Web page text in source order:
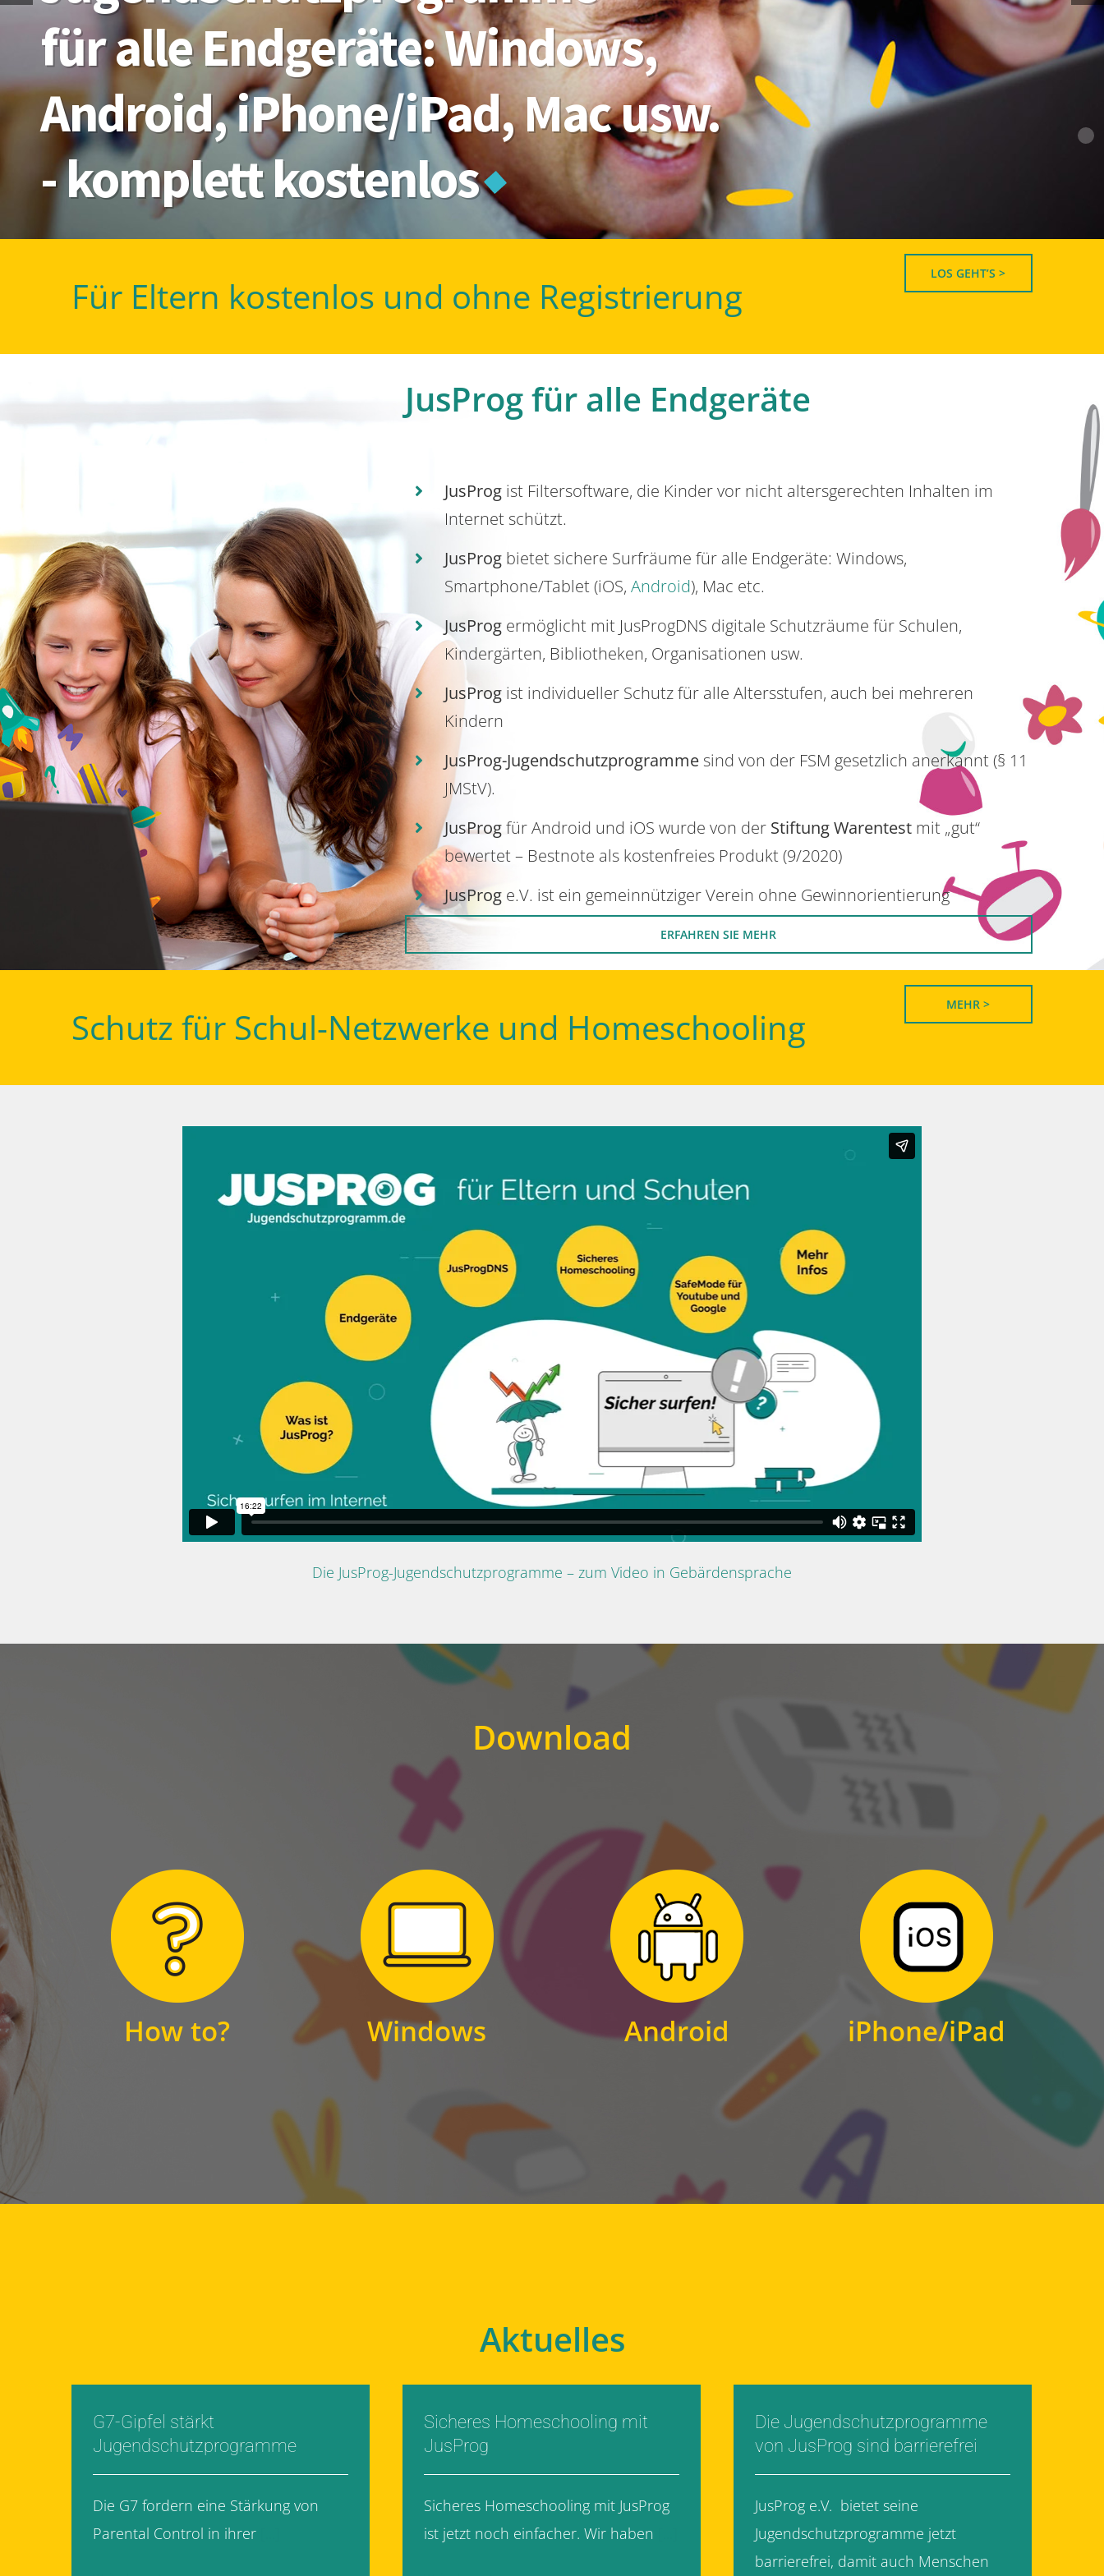
- komplett kostenlos
Android, iPhone/iPad, Mac usw.
für alle Endgeräte: Windows,
Für Eltern kostenlos und ohne Registrierung
LOS GEHT’S >
JusProg für alle Endgeräte
JusProgist Filtersoftware, die Kinder vor nicht altersgerechten Inhalten im
Internet schützt.
JusProgbietet sichere Surfräume für alle Endgeräte: Windows,
Smartphone/Tablet (iOS, Android), Mac etc.
JusProg ermöglicht mit JusProgDNS digitale Schutzräume für Schulen,
Kindergärten, Bibliotheken, Organisationen usw.
JusProgist individueller Schutz für alle Altersstufen, auch bei mehreren
Kindern
JusProg-Jugendschutzprogrammesind von der FSM gesetzlich anerkannt (§ 11
JMStV).
JusProgfür Android und iOS wurde von der Stiftung Warentestmit „gut“
bewertet – Bestnote als kostenfreies Produkt (9/2020)
JusProge.V. ist ein gemeinnütziger Verein ohne Gewinnorientierung
ERFAHREN SIE MEHR
Schutz für Schul-Netzwerke und Homeschooling
MEHR >
Die JusProg-Jugendschutzprogramme – zum Video in Gebärdensprache
Download
How to?
Hier finden Sie
Windows
Zum Download
für Windows
Android
Zum Download
für Android
iPhone/iPad
Zum Download
für iPhone und iPad
Aktuelles
G7-Gipfel stärkt
Jugendschutzprogramme
Die G7 fordern eine Stärkung von
Parental Control in ihrer
Sicheres Homeschooling mit
JusProg
Sicheres Homeschooling mit JusProg
ist jetzt noch einfacher. Wir haben
Die Jugendschutzprogramme
von JusProg sind barrierefrei
JusProg e.V. bietet seine
Jugendschutzprogramme jetzt
barrierefrei, damit auch Menschen